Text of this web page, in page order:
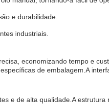
e durabilidade.
industriais.
economizando tempo e
de embalagem.A
e de alta qualidade.A estrutura